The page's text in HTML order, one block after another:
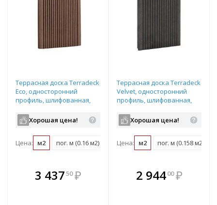
Террасная доска Terradeck
Eco, односторонний
профиль, шлифованная,
цвет: светло-коричневый
Хорошая цена!
Цена: м2 пог. м (0.16 м2) шт (0.62 м2)
3 43750 ₽
В комплекте
всегда выгоднее!
Террасная доска Terradeck
Velvet, односторонний
профиль, шлифованная,
цвет: черный
Хорошая цена!
Цена: м2 пог. м (0.158 м2)
В комплекте
всегда выгоднее!
2 94400 ₽